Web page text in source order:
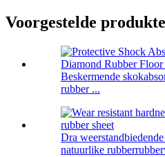
Voorgestelde produkte
Beskermende
rubber ...
Dra
natuurlike